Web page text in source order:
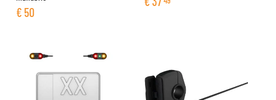
€ 50